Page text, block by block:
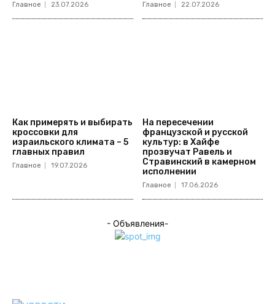
Главное 23.07.2026 Главное 22.07.2026
Как примерять и выбирать
кроссовки для
израильского климата – 5
главных правил
Главное 19.07.2026
На пересечении
французской и русской
культур: в Хайфе
прозвучат Равель и
Стравинский в камерном
исполнении
Главное 17.06.2026
- Объявления-